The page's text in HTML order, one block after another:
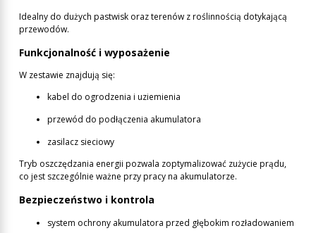
Idealny do dużych pastwisk oraz terenów z roślinnością dotykającą
przewodów.
Funkcjonalność i wyposażenie
W zestawie znajdują się:
kabel do ogrodzenia i uziemienia
przewód do podłączenia akumulatora
zasilacz sieciowy
Tryb oszczędzania energii pozwala zoptymalizować zużycie prądu,
co jest szczególnie ważne przy pracy na akumulatorze.
Bezpieczeństwo i kontrola
system ochrony akumulatora przed głębokim rozładowaniem